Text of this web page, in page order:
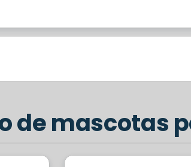
de mascotas